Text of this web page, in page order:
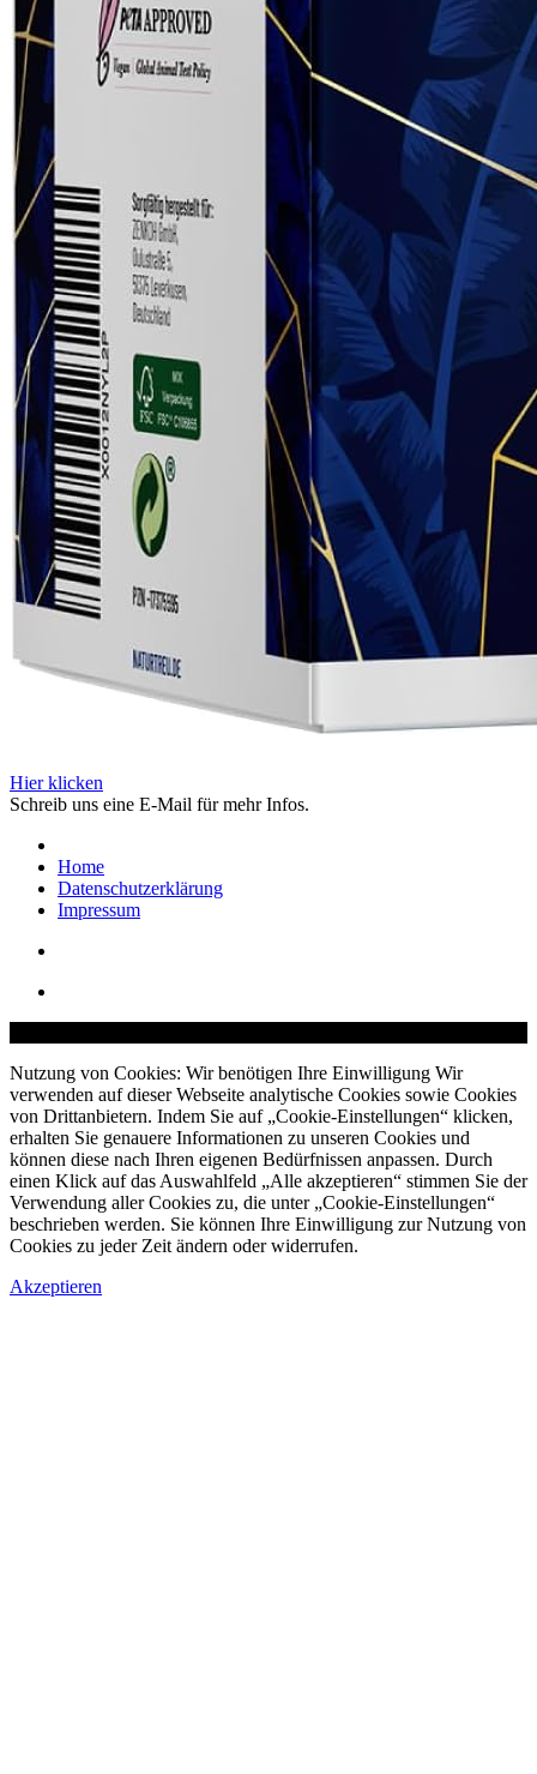
Hier klicken
Schreib uns eine E-Mail für mehr Infos.
Home
Datenschutzerklärung
Impressum
Nutzung von Cookies: Wir benötigen Ihre Einwilligung Wir
verwenden auf dieser Webseite analytische Cookies sowie Cookies
von Drittanbietern. Indem Sie auf „Cookie-Einstellungen“ klicken,
erhalten Sie genauere Informationen zu unseren Cookies und
können diese nach Ihren eigenen Bedürfnissen anpassen. Durch
einen Klick auf das Auswahlfeld „Alle akzeptieren“ stimmen Sie der
Verwendung aller Cookies zu, die unter „Cookie-Einstellungen“
beschrieben werden. Sie können Ihre Einwilligung zur Nutzung von
Cookies zu jeder Zeit ändern oder widerrufen.
Akzeptieren